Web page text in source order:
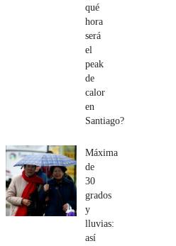
qué
hora
será
el
peak
de
calor
en
Santiago?
Máxima
de
30
grados
y
lluvias:
así